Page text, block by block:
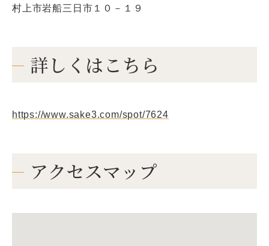
村上市岩船三日市１０－１９
詳しくはこちら
https://www.sake3.com/spot/7624
アクセスマップ